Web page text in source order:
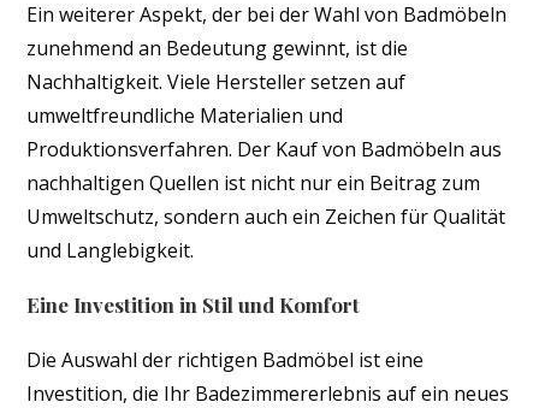
Ein weiterer Aspekt, der bei der Wahl von Badmöbeln
zunehmend an Bedeutung gewinnt, ist die
Nachhaltigkeit. Viele Hersteller setzen auf
umweltfreundliche Materialien und
Produktionsverfahren. Der Kauf von Badmöbeln aus
nachhaltigen Quellen ist nicht nur ein Beitrag zum
Umweltschutz, sondern auch ein Zeichen für Qualität
und Langlebigkeit.
Eine Investition in Stil und Komfort
Die Auswahl der richtigen Badmöbel ist eine
Investition, die Ihr Badezimmererlebnis auf ein neues